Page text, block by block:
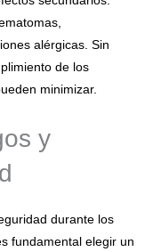
alérgicas. Sin
de los
minimizar.
y
durante los
fundamental elegir un